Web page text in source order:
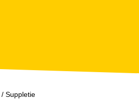
/ Suppletie